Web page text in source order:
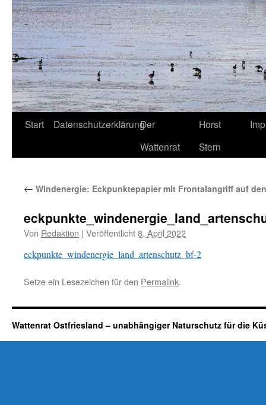
Start DatenschutzerklärungDer
Wattenrat
Horst
Stern
← Windenergie: Eckpunktepapier mit Frontalangriff auf
Von Redaktion | Veröffentlicht8. April 2022
eckpunkte_windenergie_land_artenschutz_bf-2
Setze ein Lesezeichen für den Permalink.
Wattenrat Ostfriesland – unabhängiger Naturschutz für die